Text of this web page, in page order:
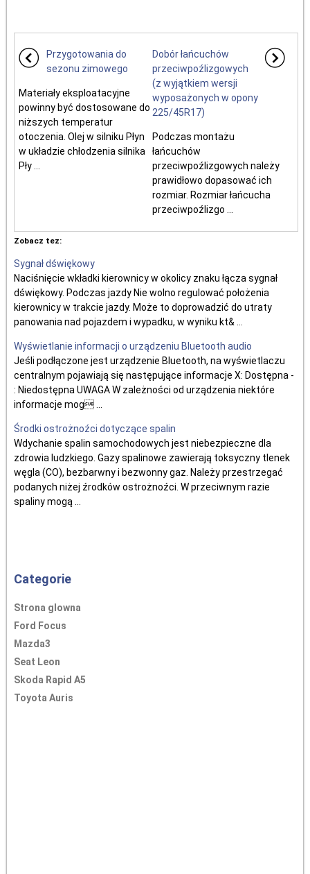
Przygotowania do
sezonu zimowego
Materiały eksploatacyjne
powinny być dostosowane do
niższych temperatur
otoczenia. Olej w silniku Płyn
w układzie chłodzenia silnika
Pły ...
Dobór łańcuchów
przeciwpoźlizgowych
(z wyjątkiem wersji
wyposażonych w opony
225/45R17)
Podczas montażu
łańcuchów
przeciwpoźlizgowych należy
prawidłowo dopasować ich
rozmiar. Rozmiar łańcucha
przeciwpoźlizgo ...
Zobacz tez:
Sygnał dświękowy
Naciśnięcie wkładki kierownicy w okolicy znaku łącza sygnał
dświękowy. Podczas jazdy Nie wolno regulować położenia
kierownicy w trakcie jazdy. Może to doprowadzić do utraty
panowania nad pojazdem i wypadku, w wyniku kt& ...
Wyświetlanie informacji o urządzeniu Bluetooth audio
Jeśli podłączone jest urządzenie Bluetooth, na wyświetlaczu
centralnym pojawiają się następujące informacje X: Dostępna -
: Niedostępna UWAGA W zależności od urządzenia niektóre
informacje mog ...
Środki ostrożnoźci dotyczące spalin
Wdychanie spalin samochodowych jest niebezpieczne dla
zdrowia ludzkiego. Gazy spalinowe zawierają toksyczny tlenek
węgla (CO), bezbarwny i bezwonny gaz. Należy przestrzegać
podanych niżej źrodków ostrożnoźci. W przeciwnym razie
spaliny mogą ...
Categorie
Strona glowna
Ford Focus
Mazda3
Seat Leon
Skoda Rapid A5
Toyota Auris